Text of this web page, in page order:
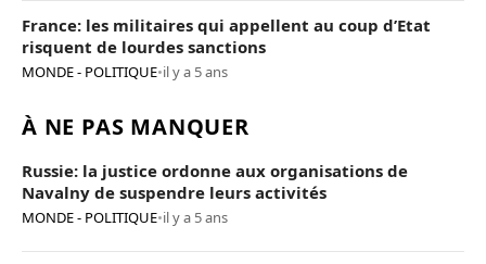
France: les militaires qui appellent au coup d’Etat
risquent de lourdes sanctions
MONDE - POLITIQUE•il y a 5 ans
À NE PAS MANQUER
Russie: la justice ordonne aux organisations de
Navalny de suspendre leurs activités
MONDE - POLITIQUE•il y a 5 ans